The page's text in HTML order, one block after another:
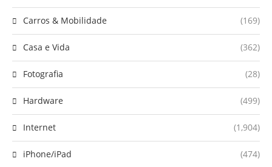
Carros & Mobilidade (169)
Casa e Vida (362)
Fotografia (28)
Hardware (499)
Internet (1,904)
iPhone/iPad (474)